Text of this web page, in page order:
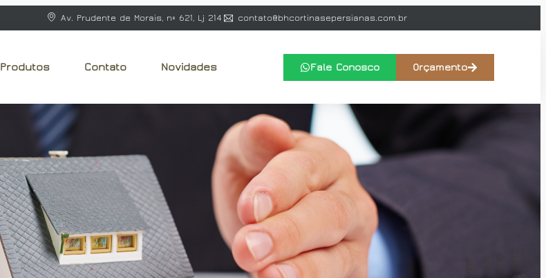
Av. Prudente de Morais, nº 621, Lj 214 contato@bhcortinasepersianas.com.br
Produtos Contato Novidades Fale Conosco Orçamento